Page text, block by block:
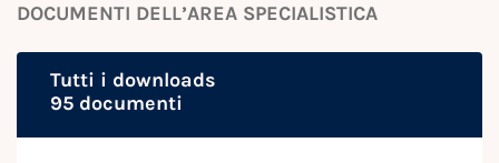
DOCUMENTI DELL’AREA SPECIALISTICA
Tutti i downloads
95 documenti